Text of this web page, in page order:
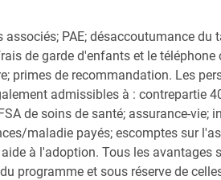
PAE; désaccoutumance du
de garde d'enfants et le téléphone
primes de recommandation. Les
admissibles à : contrepartie
de soins de santé; assurance-vie;
maladie payés; escomptes sur
à l'adoption. Tous les avantages
programme et sous réserve de